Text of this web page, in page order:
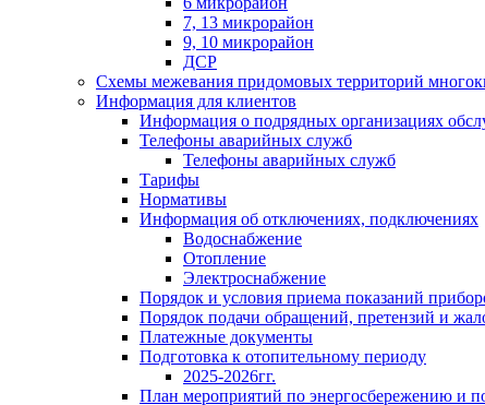
7, 13 микрорайон
9, 10 микрорайон
ДСР
Схемы межевания придомовых территорий
Информация для клиентов
Информация о подрядных организациях
Телефоны аварийных служб
Телефоны аварийных служб
Тарифы
Нормативы
Информация об отключениях, подключениях
Водоснабжение
Отопление
Электроснабжение
Порядок и условия приема показаний
Порядок подачи обращений, претензий и
Платежные документы
Подготовка к отопительному периоду
2025-2026гг.
План мероприятий по энергосбережению и